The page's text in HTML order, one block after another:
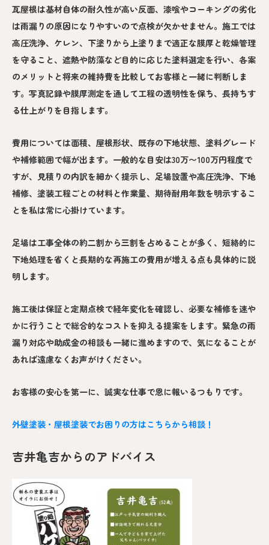
瓦屋根は基材自体の耐久性が高い反面、漆喰やコーキングの劣化
は雨漏りの原因になりやすいので点検が欠かせません。施工では
高圧洗浄、ケレン、下塗りから上塗りまで適正な膜厚と乾燥管理
を守ること、遮熱や防藻など目的に応じた塗料選定を行い、各案
のメリットと将来の維持費を比較してお客様と一緒に判断しま
す。写真記録や膜厚測定を通して工程の透明性を保ち、長持ちす
る仕上がりを目指します。
費用については面積、屋根形状、既存の下地状態、塗料グレード
や補修範囲で幅が出ます。一般的な目安は30万〜100万円程度で
すが、見積りの内訳を細かく提示し、足場設置や高圧洗浄、下地
補修、塗装工程ごとの材料と作業量、期待耐用年数を明示するこ
とを私は常に心掛けています。
足場は工事全体の約二割から三割を占めることが多く、短絡的に
下地処理を省くと長期的な再施工の費用が増える点も具体的に説
明します。
施工後は保証と定期点検で経年変化を確認し、必要な補修を速や
かに行うことで総合的なコストを抑える提案をします。緊急の雨
漏り対応や助成金の相談も一緒に進めますので、気になることが
あれば遠慮なくお声がけください。
お客様の安心を第一に、誠実な仕事で恩に報いるつもりです。
外壁塗装・屋根塗装でお困りの方はこちらから相談！
吉井亀吉からのアドバイス